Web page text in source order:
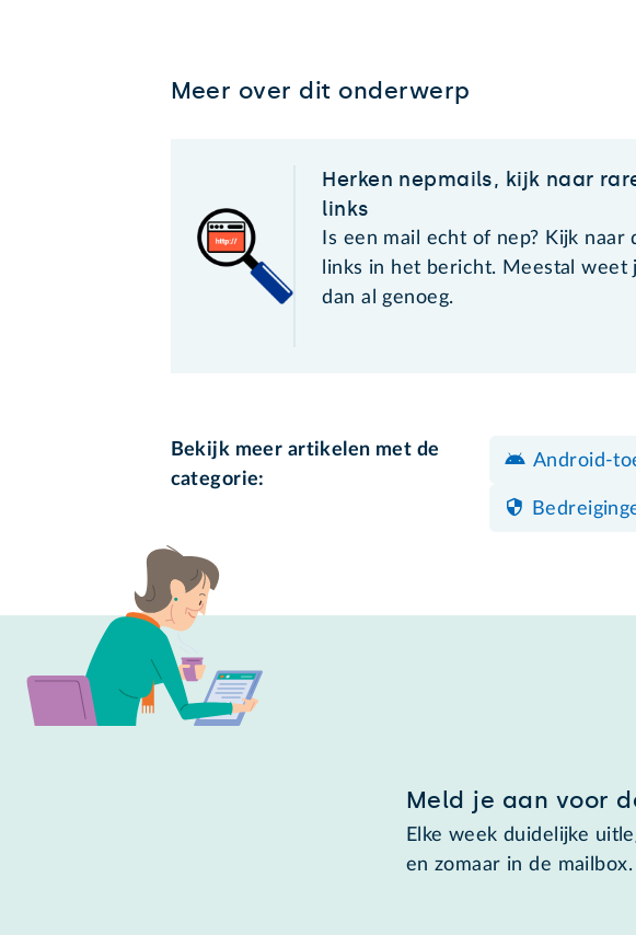
Meer over dit onderwerp
Herken nepmails, kijk naar
links
Is een mail echt of nep? Kijk naar
links in het bericht. Meestal weet
dan al genoeg.
Bekijk meer artikelen met de
categorie:
Android-
Meld je aan voor
Elke week duidelijke
en zomaar in de mailbox.